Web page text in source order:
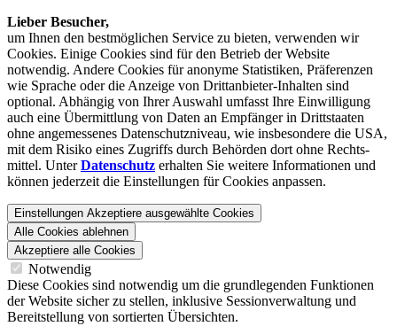
Lieber Besucher,
um Ihnen den best­möglichen Service zu bieten, verwenden wir
Cookies. Einige Cookies sind für den Betrieb der Website
notwendig. Andere Cookies für anonyme Statistiken, Präferenzen
wie Sprache oder die Anzeige von Dritt­anbieter-Inhalten sind
optional. Abhängig von Ihrer Auswahl umfasst Ihre Einwilligung
auch eine Übermittlung von Daten an Empfänger in Drittstaaten
ohne angemessenes Daten­schutz­niveau, wie insbesondere die USA,
mit dem Risiko eines Zugriffs durch Behörden dort ohne Rechts­
mittel. UnterDatenschutz erhalten Sie weitere Informationen und
können jederzeit die Einstellungen für Cookies anpassen.
Einstellungen Akzeptiere ausgewählte Cookies
Alle Cookies ablehnen
Akzeptiere alle Cookies
Notwendig
Diese Cookies sind notwendig um die grundlegenden Funktionen
der Website sicher zu stellen, inklusive Sessionverwaltung und
Bereitstellung von sortierten Übersichten.